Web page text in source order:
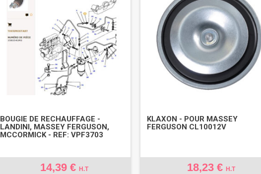
BOUGIE DE RECHAUFFAGE -
LANDINI, MASSEY FERGUSON,
MCCORMICK - REF: VPF3703
14,39 € H.T
KLAXON - POUR MASSEY
FERGUSON CL10012V
18,23 €H.T